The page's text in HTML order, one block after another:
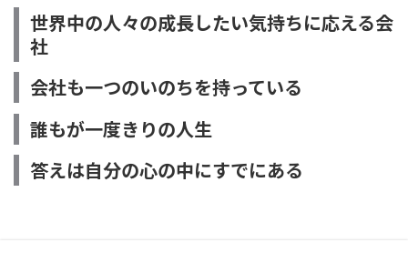
世界中の人々の成長したい気持ちに応える会
社
会社も一つのいのちを持っている
誰もが一度きりの人生
答えは自分の心の中にすでにある